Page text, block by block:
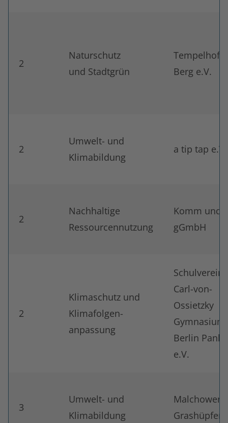
2
Naturschutz
und Stadtgrün
Tempelhofer
Berg e.V.
2
Umwelt- und
Klimabildung
a tip tap e.V.
2
Nachhaltige
Ressourcennutzung
Komm und
gGmbH
2
Klimaschutz und
Klimafolgen-
anpassung
Schulverein
Carl-von-
Ossietzky
Gymnasium
Berlin
e.V.
3
Umwelt- und
Klimabildung
Malchower
Grashüpfer